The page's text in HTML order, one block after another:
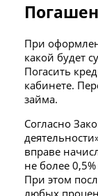
При
какой будет
Погасить
кабинете.
займа.
Согласно
вправе
не более
При этом